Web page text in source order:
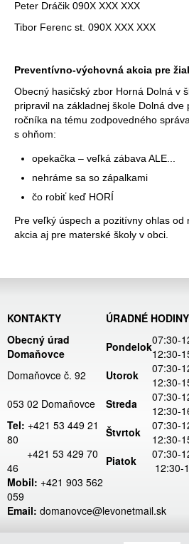
Peter Dráčik 090X XXX XXX
Tibor Ferenc st. 090X XXX XXX
Preventívno-výchovná akcia pre
Obecný hasičský zbor Horná Dolná v
pripravil na základnej škole Dolná
ročníka na tému zodpovedného
s ohňom:
opekačka – veľká zábava ALE...
nehráme sa so zápalkami
čo robiť keď HORÍ
Pre veľký úspech a pozitívny ohlas od
akcia aj pre materské školy v obci.
KONTAKTY ÚRADNÉ HODINY
Obecný úrad
Domaňovce
Pondelok07:30-
12:30-
Domaňovce č. 92
Utorok
07:30-
12:30-
053 02 Domaňovce
Streda
07:30-
12:30-
Tel: +421 53 449 21
80
Štvrtok
07:30-
12:30-
+421 53 429 70
46
Piatok
07:30-
12:30-
Mobil: +421 903 562
059
Email: domanovce@levonetmail.sk